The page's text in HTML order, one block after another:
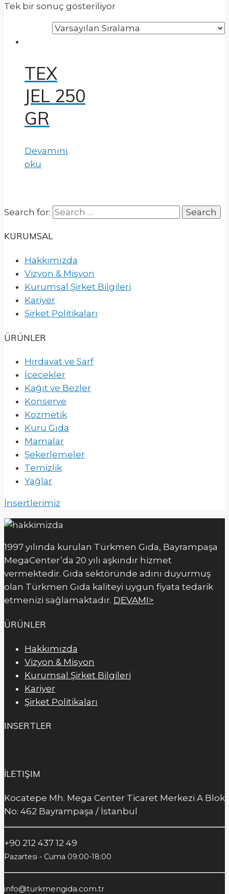
Tek bir sonuç gösteriliyor
TEX
JEL 250
GR
Devamını
oku
Search for:
KURUMSAL
Hakkımızda
Vizyon & Misyon
Kurumsal Şirket Bilgileri
Kariyer
Şirket Politikaları
ÜRÜNLER
Hırdavat ve Sarf
İçecekler
Kağıt ve Bezler
Konserve
Kozmetik
Kuru Gıda
Mamalar
Şekerlemeler
Temizlik
Yağlar
İnsertlerimiz
1997 yılında kurulan Türkmen Gıda, Bayrampaşa
MegaCenter’da 20 yılı aşkındır hizmet
vermektedir. Gıda sektöründe adını duyurmuş
olan Türkmen Gıda kaliteyi uygun fiyata tedarik
etmenizi sağlamaktadır. DEVAMI>
ÜRÜNLER
Hakkımızda
Vizyon & Misyon
Kurumsal Şirket Bilgileri
Kariyer
Şirket Politikaları
INSERTLER
İLETIŞIM
Kocatepe Mh. Mega Center Ticaret Merkezi A Blok
No: 462 Bayrampaşa / İstanbul
+90 212 437 12 49
Pazartesi - Cuma 09:00-18:00
info@turkmengida.com.tr